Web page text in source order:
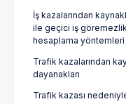
İş kazalarından
ile geçici iş
hesaplama yöntemleri
Trafik kazalarından
dayanakları
Trafik kazası